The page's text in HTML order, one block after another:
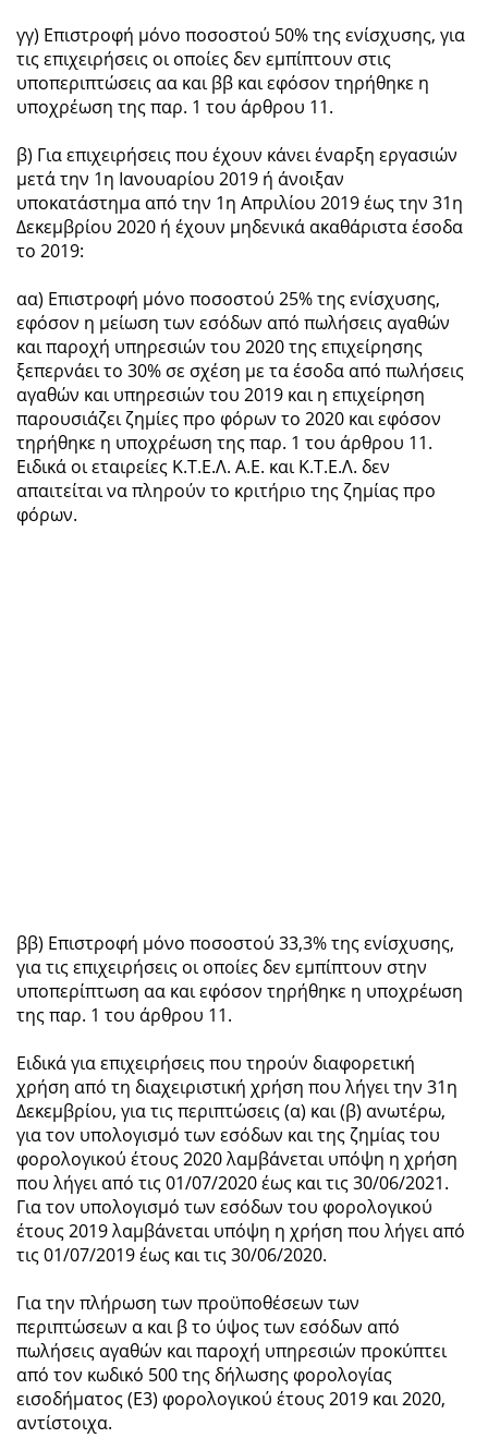
γγ) Επιστροφή μόνο ποσοστού 50% της ενίσχυσης, για
τις επιχειρήσεις οι οποίες δεν εμπίπτουν στις
υποπεριπτώσεις αα και ββ και εφόσον τηρήθηκε η
υποχρέωση της παρ. 1 του άρθρου 11.
β) Για επιχειρήσεις που έχουν κάνει έναρξη εργασιών
μετά την 1η Ιανουαρίου 2019 ή άνοιξαν
υποκατάστημα από την 1η Απριλίου 2019 έως την 31η
Δεκεμβρίου 2020 ή έχουν μηδενικά ακαθάριστα έσοδα
το 2019:
αα) Επιστροφή μόνο ποσοστού 25% της ενίσχυσης,
εφόσον η μείωση των εσόδων από πωλήσεις αγαθών
και παροχή υπηρεσιών του 2020 της επιχείρησης
ξεπερνάει το 30% σε σχέση με τα έσοδα από πωλήσεις
αγαθών και υπηρεσιών του 2019 και η επιχείρηση
παρουσιάζει ζημίες προ φόρων το 2020 και εφόσον
τηρήθηκε η υποχρέωση της παρ. 1 του άρθρου 11.
Ειδικά οι εταιρείες Κ.Τ.Ε.Λ. Α.Ε. και Κ.Τ.Ε.Λ. δεν
απαιτείται να πληρούν το κριτήριο της ζημίας προ
φόρων.
ββ) Επιστροφή μόνο ποσοστού 33,3% της ενίσχυσης,
για τις επιχειρήσεις οι οποίες δεν εμπίπτουν στην
υποπερίπτωση αα και εφόσον τηρήθηκε η υποχρέωση
της παρ. 1 του άρθρου 11.
Ειδικά για επιχειρήσεις που τηρούν διαφορετική
χρήση από τη διαχειριστική χρήση που λήγει την 31η
Δεκεμβρίου, για τις περιπτώσεις (α) και (β) ανωτέρω,
για τον υπολογισμό των εσόδων και της ζημίας του
φορολογικού έτους 2020 λαμβάνεται υπόψη η χρήση
που λήγει από τις 01/07/2020 έως και τις 30/06/2021.
Για τον υπολογισμό των εσόδων του φορολογικού
έτους 2019 λαμβάνεται υπόψη η χρήση που λήγει από
τις 01/07/2019 έως και τις 30/06/2020.
Για την πλήρωση των προϋποθέσεων των
περιπτώσεων α και β το ύψος των εσόδων από
πωλήσεις αγαθών και παροχή υπηρεσιών προκύπτει
από τον κωδικό 500 της δήλωσης φορολογίας
εισοδήματος (Ε3) φορολογικού έτους 2019 και 2020,
αντίστοιχα.